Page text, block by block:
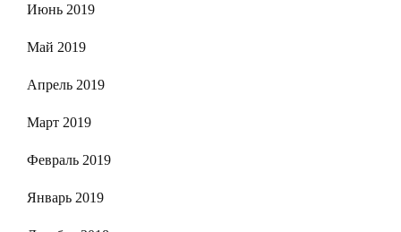
Июнь 2019
Май 2019
Апрель 2019
Март 2019
Февраль 2019
Январь 2019